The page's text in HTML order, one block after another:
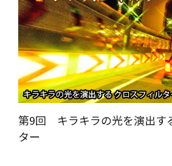
第9回 キラキラの光を演出す
ター